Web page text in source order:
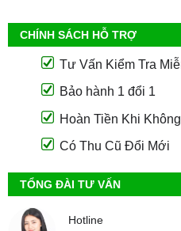
CHÍNH SÁCH HỖ TRỢ
Tư Vấn Kiểm Tra
Bảo hành 1 đổi 1
Hoàn Tiền Khi
Có Thu Cũ Đổi Mới
TỔNG ĐÀI TƯ VẤN
Hotline